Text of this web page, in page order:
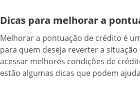
Dicas para melhorar a
Melhorar a pontuação de crédito é
para quem deseja reverter a
acessar melhores condições de
estão algumas dicas que podem